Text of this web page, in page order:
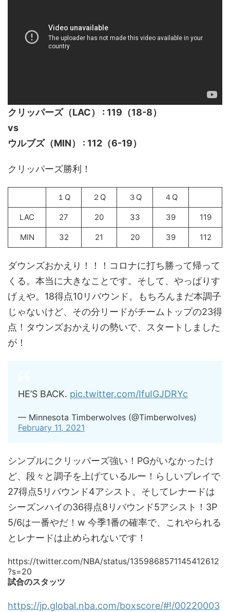
クリッパーズ（LAC） : 119（18-8）
vs
ウルブズ（MIN） : 112（6-19）
クリッパーズ勝利！
１Q ２Q ３Q ４Q
LAC 27 20 33 39 119
MIN 32 21 20 39 112
ダウンズおかえり！！！コロナに打ち勝って帰って
くる。本当に大きなことです。そして、やっぱりす
げぇや。18得点10リバウンド。もちろんまだ本調子
じゃないけど、その分リードがチームトップの23得
点！タウンズおかえりの勢いで、スタートしました
が！
HE’S BACK. pic.twitter.com/IfuIGJDRYc
— Minnesota Timberwolves (@Timberwolves)
February 11, 2021
シンプルにクリッパーズ強い！PGがいなかったけ
ど、段々と調子を上げているルー！らしいプレイで
27得点5リバウンド4アシスト。そしてレナードは
シーズンハイの36得点8リバウンド5アシスト！3P
5/6は一番やだ！w 今季1番の確率で、これやられる
とレナードは止められないです！
https://twitter.com/NBA/status/1359868571145412612
?s=20
試合のスタッツ
https://jp.global.nba.com/boxscore/#!/00220003